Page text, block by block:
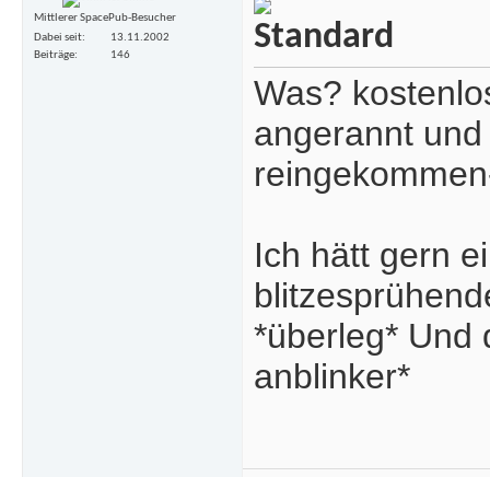
Mittlerer SpacePub-Besucher
Dabei seit
13.11.2002
Beiträge
146
Was?
angerannt
Ich hätt gern
*überleg* Und
anblinker*